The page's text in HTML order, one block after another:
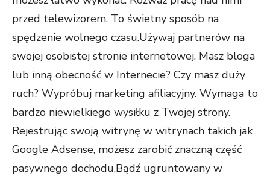
przed telewizorem. To świetny sposób na
spędzenie wolnego czasu.Używaj partnerów na
swojej osobistej stronie internetowej. Masz bloga
lub inną obecność w Internecie? Czy masz duży
ruch? Wypróbuj marketing afiliacyjny. Wymaga to
bardzo niewielkiego wysiłku z Twojej strony.
Rejestrując swoją witrynę w witrynach takich jak
Google Adsense, możesz zarobić znaczną część
pasywnego dochodu.Bądź ugruntowany w